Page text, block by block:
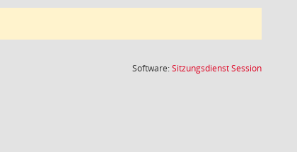
Software:SitzungsdienstSession(Wird in